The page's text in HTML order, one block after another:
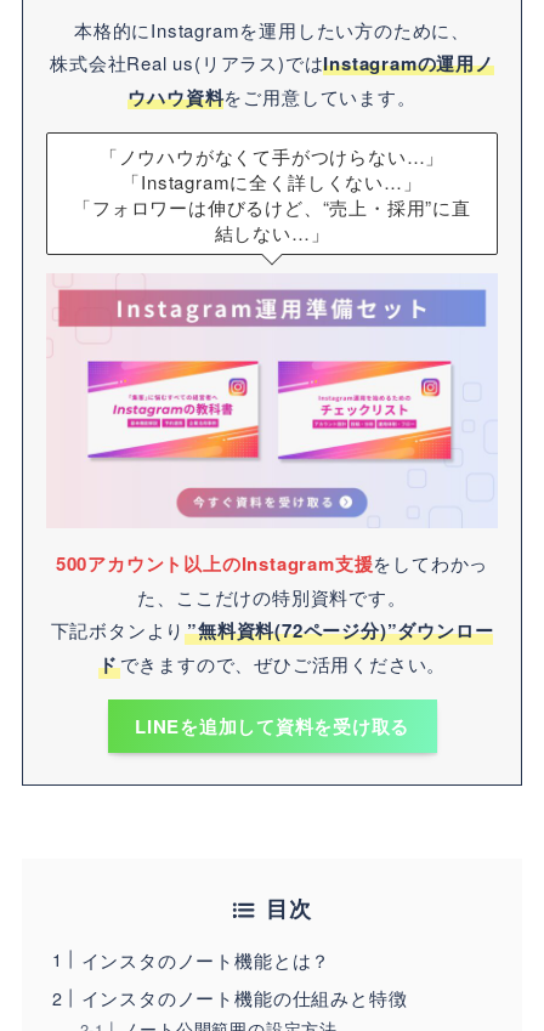
本格的にInstagramを運用したい方のために、
株式会社Real us(リアラス)ではInstagramの運用ノ
ウハウ資料をご用意しています。
「ノウハウがなくて手がつけらない…」
「Instagramに全く詳しくない…」
「フォロワーは伸びるけど、“売上・採用”に直
結しない…」
500アカウント以上のInstagram支援をしてわかっ
た、ここだけの特別資料です。
下記ボタンより”無料資料(72ページ分)”ダウンロー
ドできますので、ぜひご活用ください。
LINEを追加して資料を受け取る
目次
インスタのノート機能とは？
インスタのノート機能の仕組みと特徴